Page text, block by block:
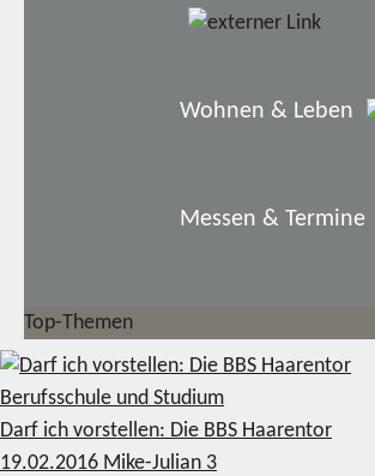
Wohnen & Leben
Messen & Termine
Top-Themen
Berufsschule und Studium
Darf ich vorstellen: Die BBS Haarentor
19.02.2016 Mike-Julian 3